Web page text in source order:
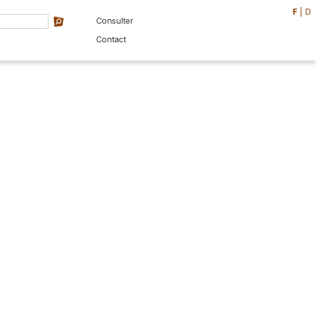
Consulter
Contact
F D